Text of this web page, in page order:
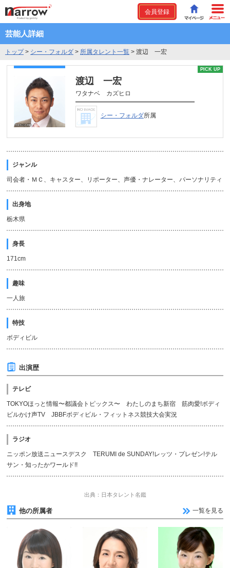
会員登録
芸能人詳細
トップ> シー・フォルダ > 所属タレント一覧 > 渡辺 一宏
PICK UP
渡辺 一宏
ワタナベ カズヒロ
シー・フォルダ所属
ジャンル
司会者・ＭＣ、キャスター、リポーター、声優・ナレーター、パーソナリティ
出身地
栃木県
身長
171cm
趣味
一人旅
特技
ボディビル
出演歴
テレビ
TOKYOほっと情報〜都議会トピックス〜 わたしのまち新宿 筋肉愛!ボディ
ビルかけ声TV JBBFボディビル・フィットネス競技大会実況
ラジオ
ニッポン放送ニュースデスク TERUMI de SUNDAY!レッツ・プレゼン!テル
サン・知ったかワールド!!
出典：日本タレント名鑑
他の所属者 一覧を見る